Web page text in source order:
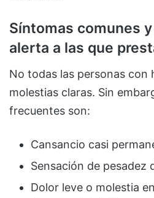
Síntomas comunes
alerta a las que
No todas las personas con
molestias claras. Sin
frecuentes son:
Cansancio casi
Sensación de pesadez
Dolor leve o molestia